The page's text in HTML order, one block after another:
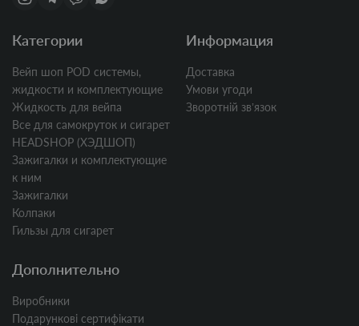
Категории
Вейп шоп POD системы,
жидкости и комплектующие
Жидкость для вейпа
Все для самокруток и сигарет
HEADSHOP (ХЭДШОП)
Зажигалки и комплектующие
к ним
Зажигалки
Колпаки
Гильзы для сигарет
Информация
Доставка
Умови угоди
Зворотній звʼязок
Дополнительно
Виробники
Подарункові сертифікати